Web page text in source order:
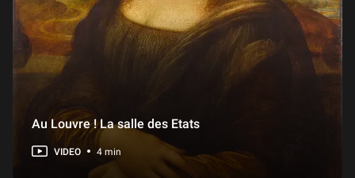
Au Louvre ! La salle des Etats
VIDEO 4 min